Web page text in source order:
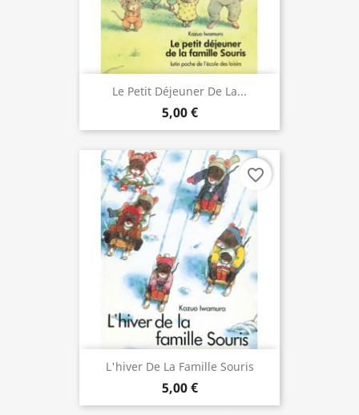
Le Petit Déjeuner De La...
5,00 €
L'hiver De La Famille Souris
5,00 €
favorite_border